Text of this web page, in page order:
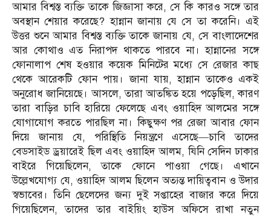
আমার বিশ্বস্ত ব্যক্তি তাকে জিজ্ঞাসা করে, সে কি কারও সঙ্গে তার
অবস্থান শেয়ার করেছে? হান্নান জানায় যে সে তা করেনি। এই
উত্তর শুনে আমার বিশ্বস্ত ব্যক্তি তাকে জানায় যে, সে বাংলাদেশের
আর কোথাও এত নিরাপদ থাকতে পারবে না। হান্নানের সঙ্গে
ফোনালাপ শেষ হওয়ার কয়েক মিনিটের মধ্যে সে রেজার কাছ
থেকে আরেকটি ফোন পায়। জানা যায়, হান্নান তাকেও একই
অনুরোধ জানিয়েছে। আসলে, তারা আতঙ্কিত হয়ে পড়েছিল, কারণ
তারা বাড়ির চাবি হারিয়ে ফেলেছে এবং ওয়াহিদ আলমের সঙ্গে
যোগাযোগ করতে পারছিল না। কিছুক্ষণ পর রেজা আবার ফোন
দিয়ে জানায় যে, পরিস্থিতি নিয়ন্ত্রণে এসেছে—চাবি তাদের
বেডসাইড ড্রয়ারেই ছিল এবং ওয়াহিদ আলম, যিনি সেদিন ঢাকার
বাইরে গিয়েছিলেন, তাকে ফোনে পাওয়া গেছে। এখানে
উল্লেখযোগ্য যে, ওয়াহিদ আলম ছিলেন অত্যন্ত দায়িত্ববান ও উদার
স্বভাবের। তিনি ছেলেদের জন্য দুই সপ্তাহের বাজার করে দিয়ে
গিয়েছিলেন, তাদের তার বাইয়িং হাউস অফিসে রাখা নতুন